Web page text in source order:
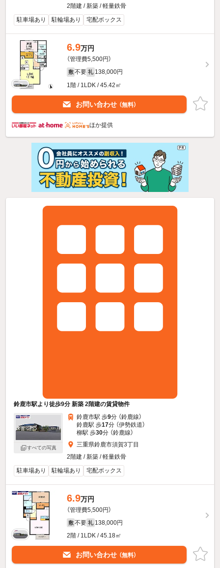
2階建 / 新築 / 軽量鉄骨
駐車場あり
駐輪場あり 宅配ボックス
6.9万円
（管理費5,500円）
敷 不要 礼 138,000円
1階 / 1LDK / 45.42㎡
お問い合わせ （無料）
ほか提供
鈴鹿市駅より徒歩9分 新築 2階建の賃貸物件
すべての写真
鈴鹿市駅 歩9分 （鈴鹿線）
鈴鹿駅 歩17分 （伊勢鉄道）
柳駅 歩30分 （鈴鹿線）
三重県鈴鹿市須賀3丁目
2階建 / 新築 / 軽量鉄骨
駐車場あり
駐輪場あり 宅配ボックス
6.9万円
（管理費5,500円）
敷 不要 礼 138,000円
2階 / 1LDK / 45.18㎡
お問い合わせ （無料）